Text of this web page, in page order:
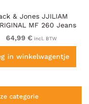
& Jones JJILIAM
MF 260 Jeans
Blue Denim
64,99 € incl. BTW
in winkelwagentje
categorie